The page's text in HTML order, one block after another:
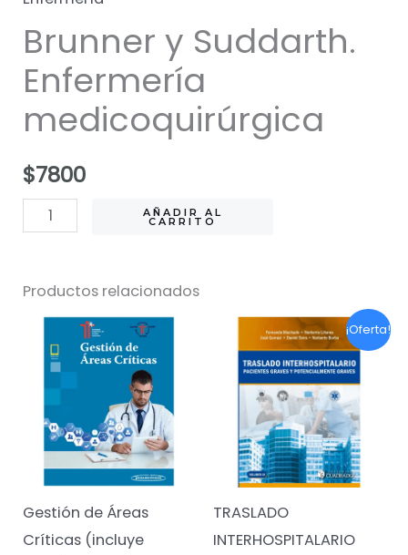
Brunner y Suddarth.
Enfermería
medicoquirúrgica
$7800
Brunner
y
Enfermería
medicoquirúrgica
cantidad
AÑADIR AL
CARRITO
Productos relacionados
Gestión de Áreas
Críticas (incluye
¡Oferta!
TRASLADO
INTERHOSPITALARIO